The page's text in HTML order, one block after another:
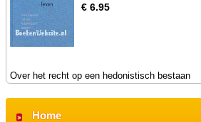
€ 6.95
Over het recht op een hedonistisch bestaan
Home